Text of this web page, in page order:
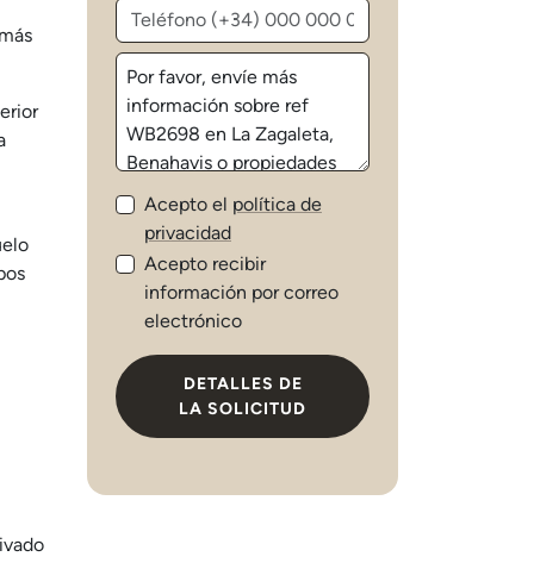
Acepto el política de
privacidad
Acepto recibir
información por correo
electrónico
DETALLES DE
LA SOLICITUD